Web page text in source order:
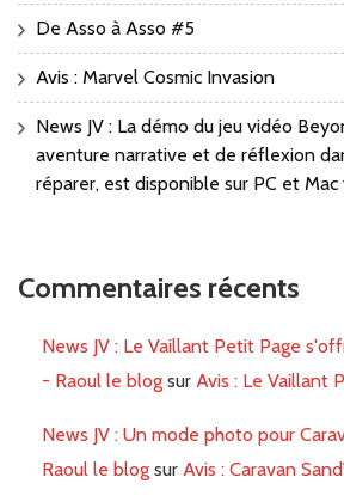
De Asso à Asso #5
Avis : Marvel Cosmic Invasion
News JV : La démo du jeu vidéo
aventure narrative et de réflexion
réparer, est disponible sur PC et Mac
Commentaires récents
News JV : Le Vaillant Petit Page
- Raoul le blog sur Avis : Le Vaillant
News JV : Un mode photo pour
Raoul le blog sur Avis : Caravan